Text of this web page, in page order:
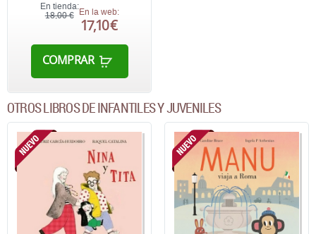
En tienda:
18,00 € En la web:
17,10 €
COMPRAR
OTROS LIBROS DE INFANTILES Y JUVENILES